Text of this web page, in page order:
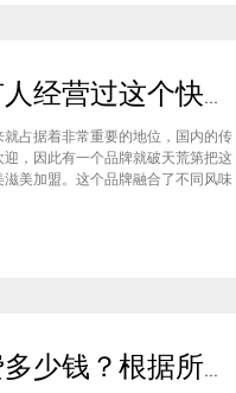
美滋美加盟多少钱？有人经营过这个快餐品牌吗
占据着非常重要的地位，国内的传
，因此有一个品牌就破天荒第把这
美加盟。这个品牌融合了不同风味
品牌，它诞生于仟吉快餐加盟管理
渝香居重庆火锅加盟费多少钱？根据所在城市进行规划非常合适创业